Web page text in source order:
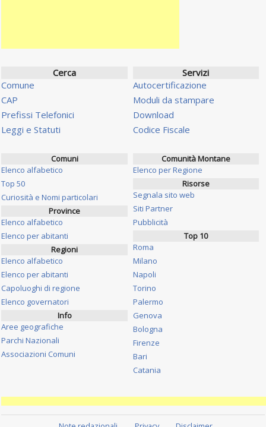
Cerca
Comune
CAP
Prefissi Telefonici
Leggi e Statuti
Servizi
Autocertificazione
Moduli da stampare
Download
Codice Fiscale
Comuni
Elenco alfabetico
Top 50
Curiosità e Nomi particolari
Province
Elenco alfabetico
Elenco per abitanti
Regioni
Elenco alfabetico
Elenco per abitanti
Capoluoghi di regione
Elenco governatori
Info
Aree geografiche
Parchi Nazionali
Associazioni Comuni
Comunità Montane
Elenco per Regione
Risorse
Segnala sito web
Siti Partner
Pubblicità
Top 10
Roma
Milano
Napoli
Torino
Palermo
Genova
Bologna
Firenze
Bari
Catania